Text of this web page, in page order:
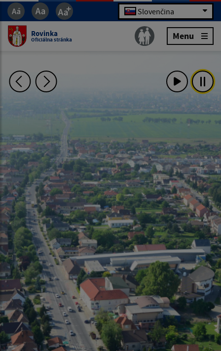
Slovenčina
Rovinka
Oficiálna stránka Menu